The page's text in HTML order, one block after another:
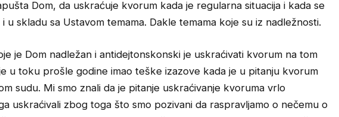
Dom, da uskraćuje kvorum kada je regularna situacija i kada se
u skladu sa Ustavom temama. Dakle temama koje su iz nadležnosti.
je Dom nadležan i antidejtonskonski je uskraćivati kvorum na tom
u toku prošle godine imao teške izazove kada je u pitanju kvorum
sudu. Mi smo znali da je pitanje uskraćivanje kvoruma vrlo
uskraćivali zbog toga što smo pozivani da raspravljamo o nečemu o